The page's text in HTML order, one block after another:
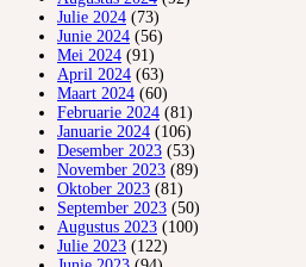
Julie 2024 (73)
Junie 2024 (56)
Mei 2024 (91)
April 2024 (63)
Maart 2024 (60)
Februarie 2024 (81)
Januarie 2024 (106)
Desember 2023 (53)
November 2023 (89)
Oktober 2023 (81)
September 2023 (50)
Augustus 2023 (100)
Julie 2023 (122)